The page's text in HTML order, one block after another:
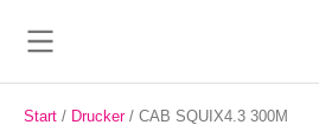
Start / Drucker/ CAB SQUIX4.3 300M